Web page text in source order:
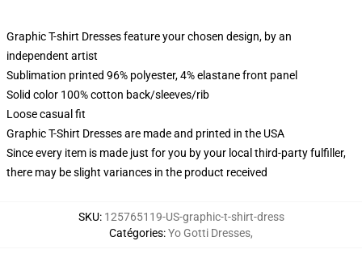
Graphic T-shirt Dresses feature your chosen design, by an
independent artist
Sublimation printed 96% polyester, 4% elastane front panel
Solid color 100% cotton back/sleeves/rib
Loose casual fit
Graphic T-Shirt Dresses are made and printed in the USA
Since every item is made just for you by your local third-party fulfiller,
there may be slight variances in the product received
SKU: 125765119-US-graphic-t-shirt-dress
Catégories:Yo Gotti Dresses,